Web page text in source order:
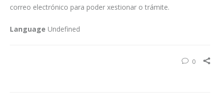
correo electrónico para poder xestionar o trámite.
Language Undefined
0